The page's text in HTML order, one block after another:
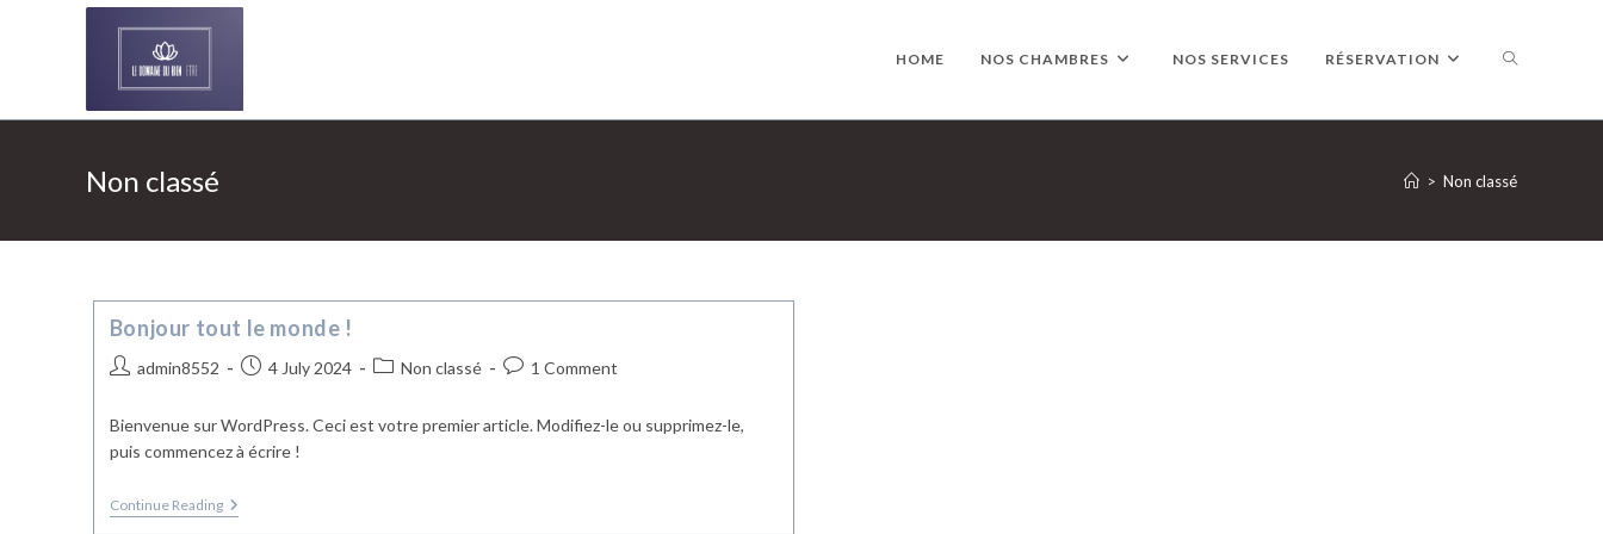
HOME NOS CHAMBRES NOS SERVICES RÉSERVATION TOGGLE
WEBSITE
Non classé > Non classé
Bonjour tout le monde !
Postadmin8552
Post4 July 2024
PostNon classé
Post1 Comment
Bienvenue sur WordPress. Ceci est votre premier article. Modifiez-le ou supprimez-le,
puis commencez à écrire !
Continue ReadingBonjour
Tout